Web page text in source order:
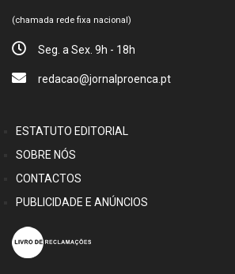
(chamada rede fixa nacional)
Seg. a Sex. 9h - 18h
redacao@jornalproenca.pt
ESTATUTO EDITORIAL
SOBRE NÓS
CONTACTOS
PUBLICIDADE E ANÚNCIOS